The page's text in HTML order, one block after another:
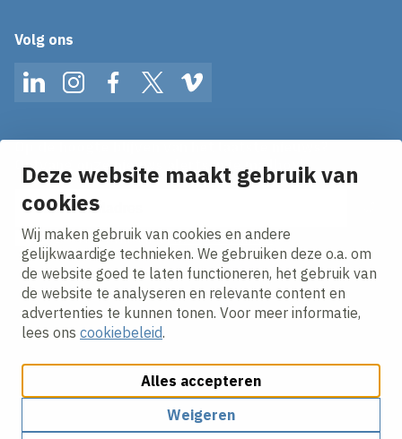
Deze website maakt gebruik van
cookies
Wij maken gebruik van cookies en andere
gelijkwaardige technieken. We gebruiken deze o.a. om
de website goed te laten functioneren, het gebruik van
de website te analyseren en relevante content en
advertenties te kunnen tonen. Voor meer informatie,
lees ons cookiebeleid.
Alles accepteren
Weigeren
Volg ons
LinkedInInstagramFacebookTwitterVimeo
Ontvang onze nieuws alerts in je mailbox!
E-mailadres
Ik ga akkoord met hetprivacy statement.
Cookies aanpassenCookie beleidPrivacy policy
Algemene inkoopvoorwaarden